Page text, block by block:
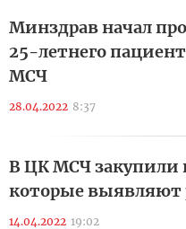
Минздрав начал
25-летнего
МСЧ
28.04.2022 8:37
В ЦК МСЧ закупили
которые выявляют
14.04.2022 19:02